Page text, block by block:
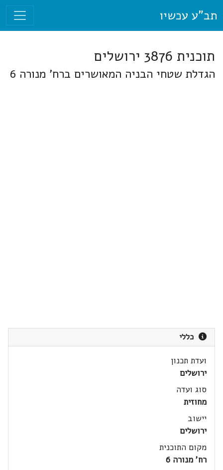
תב"ע עכשיו
תוכנית 3876 ירושלים
הגדלת שטחי הבניה המאושרים ברח' מנורה 6
כללי
ועדת תכנון
ירושלים
סוג ועדה
מחוזית
יישוב
ירושלים
מקום התוכנית
רח' מנורה 6